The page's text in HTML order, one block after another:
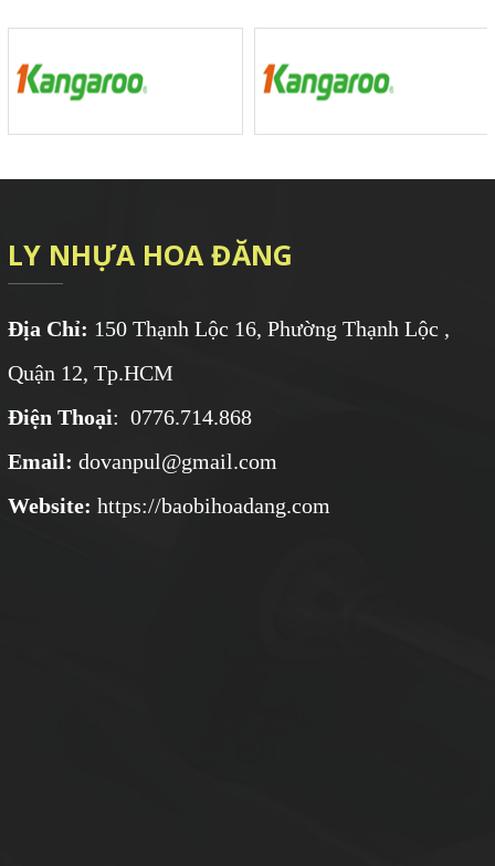
LY NHỰA HOA ĐĂNG
Địa Chỉ: 150 Thạnh Lộc 16, Phường Thạnh Lộc ,
Quận 12, Tp.HCM
Điện Thoại: 0776.714.868
Email: dovanpul@gmail.com
Website: https://baobihoadang.com